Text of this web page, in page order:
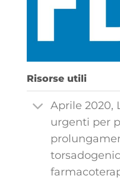
Risorse utili
Aprile 2020,
urgenti per